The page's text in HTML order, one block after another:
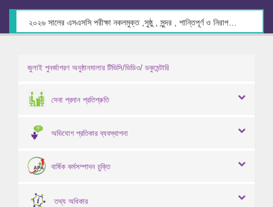
জুলাই পুনর্জাগরণ অনুষ্ঠানমালার টিভিসি/ভিডিও/ ডকুমেন্টারি
সেবা প্রদান প্রতিশ্রুতি
অভিযোগ প্রতিকার ব্যবস্থাপনা
বার্ষিক কর্মসম্পাদন চুক্তি
তথ্য অধিকার